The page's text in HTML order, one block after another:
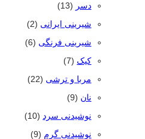
دسر (13)
شیرینی ایرانی (2)
شیرینی فرنگی (6)
کیک (7)
مربا و ترشی (22)
نان (9)
نوشیدنی سرد (10)
نوشیدنی گرم (9)